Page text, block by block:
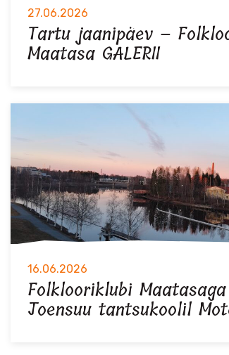
27.06.2026
Tartu jaanipäev –
Maatasa GALERII
16.06.2026
Folklooriklubi
Joensuu tantsukoolil